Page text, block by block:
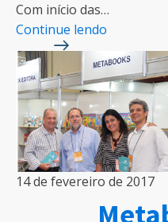
Com início das…
Continue lendo
14 de fevereiro de 2017